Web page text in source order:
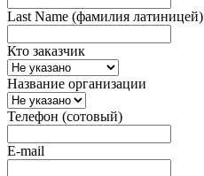
Last Name (фамилия латиницей)
Кто заказчик
Название организации
Телефон (сотовый)
E-mail